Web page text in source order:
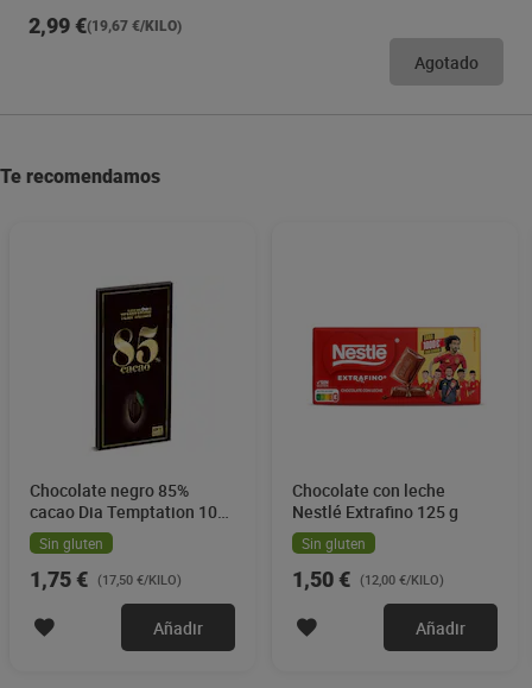
2,99 €(19,67 €/KILO)
Agotado
Te recomendamos
Chocolate negro 85%
cacao Dia Temptation 100
gSin gluten
1,75 € (17,50 €/KILO)
Añadir
Chocolate con leche
Nestlé Extrafino 125 g
Sin gluten
1,50 € (12,00 €/KILO)
Añadir